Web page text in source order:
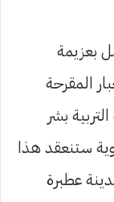
بعزيمة
المقرحة
بشر
ستنعقد هذا
عطبرة